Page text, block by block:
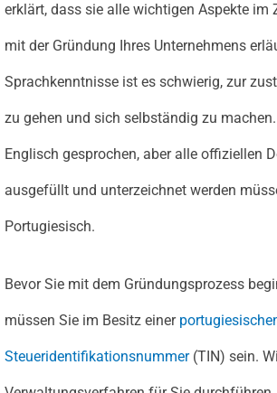
erklärt, dass sie alle wichtigen Aspekte im
mit der Gründung Ihres Unternehmens
Sprachkenntnisse ist es schwierig, zur
zu gehen und sich selbständig zu
Englisch gesprochen, aber alle offiziellen
ausgefüllt und unterzeichnet werden
Portugiesisch.
Bevor Sie mit dem Gründungsprozess
müssen Sie im Besitz einer
Steueridentifikationsnummer(TIN) sein.